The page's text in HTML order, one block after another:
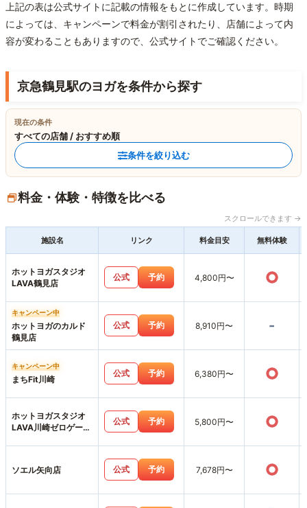
上記の表は公式サイトに記載の情報をもとに作成しています。時期
によっては、キャンペーンで料金が割引されたり、店舗によって内
容が変わることもありますので、公式サイトでご確認ください。
京急鶴見駅のヨガを条件から探す
現在の条件
すべての店舗 / おすすめ順
条件を絞り込む
料金・体験・特徴を比べる
スクロールできます →
施設名 リンク 料金目安 無料体験
ホットヨガスタジオ
LAVA鶴見店
公式 予約 4,800円〜 ○
キャンペーン中
ホットヨガのカルド
鶴見店
公式 予約 8,910円〜 -
キャンペーン中
まちFit川崎
公式 予約 6,380円〜 ○
ホットヨガスタジオ
LAVA川崎ゼロゲート
公式 予約 5,800円〜 ○
ソエル矢向店 公式 予約 7,678円〜 ○